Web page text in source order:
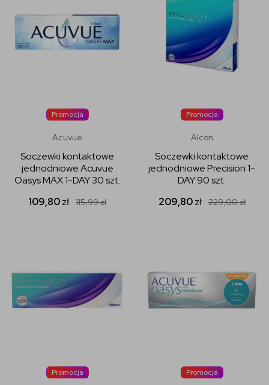
Promocja
Acuvue
Soczewki kontaktowe
jednodniowe Acuvue
Oasys MAX 1-DAY 30 szt.
109,80zł 115,99zł
Promocja
Alcon
Soczewki kontaktowe
jednodniowe Precision 1-
DAY 90 szt.
209,80zł 229,00zł
Promocja Promocja